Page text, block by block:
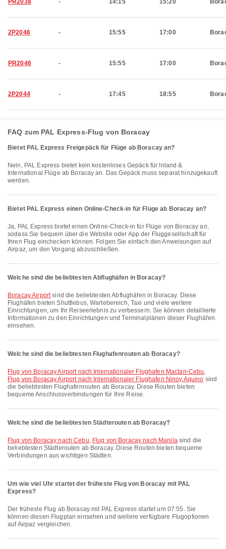
PR2038 - 14:15 15:20
2P2046 - 15:55 17:00
PR2046 - 15:55 17:00
2P2044 - 17:45 18:55
FAQ zum PAL Express-Flug von Boracay
Bietet PAL Express Freigepäck für Flüge ab Boracay an?
Nein, PAL Express bietet kein kostenloses Gepäck für Inland &
International Flüge ab Boracay an. Das Gepäck muss separat hinzugekauft
werden.
Bietet PAL Express einen Online-Check-in für Flüge ab Boracay an?
Ja, PAL Express bietet einen Online-Check-in für Flüge von Boracay an,
sodass Sie bequem über die Website oder App der Fluggesellschaft für
Ihren Flug einchecken können. Folgen Sie einfach den Anweisungen auf
Airpaz, um den Vorgang abzuschließen.
Welche sind die beliebtesten Abflughäfen in Boracay?
Boracay Airportsind die beliebtesten Abflughäfen in Boracay. Diese
Flughäfen bieten Shuttlebus, Wartebereich, Taxi und viele weitere
Einrichtungen, um Ihr Reiseerlebnis zu verbessern. Sie können detaillierte
Informationen zu den Einrichtungen und Terminalplänen dieser Flughäfen
einsehen.
Welche sind die beliebtesten Flughafenrouten ab Boracay?
Flug von Boracay Airport nach Internationaler Flughafen Mactan-Cebu,
Flug von Boracay Airport nach Internationaler Flughafen Ninoy Aquino sind
die beliebtesten Flughafenrouten ab Boracay. Diese Routen bieten
bequeme Anschlussverbindungen für Ihre Reise.
Welche sind die beliebtesten Städterouten ab Boracay?
Flug von Boracay nach Cebu, Flug von Boracay nach Manilasind die
beliebtesten Städterouten ab Boracay. Diese Routen bieten bequeme
Verbindungen aus wichtigen Städten.
Um wie viel Uhr startet der früheste Flug von Boracay mit PAL
Express?
Der früheste Flug ab Boracay mit PAL Express startet um 07:55. Sie
können diesen Flugplan einsehen und weitere verfügbare Flugoptionen
auf Airpaz vergleichen.